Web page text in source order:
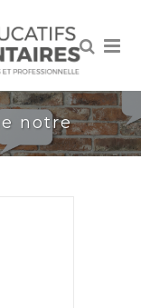
notre